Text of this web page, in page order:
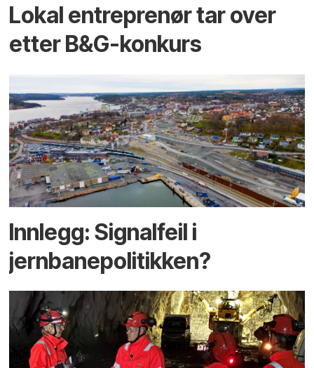
Lokal entreprenør tar over
etter B&G-konkurs
Innlegg: Signalfeil i
jernbanepolitikken?